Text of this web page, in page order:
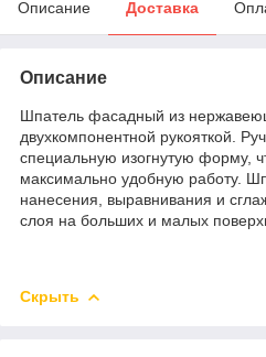
Описание Доставка
Описание
Шпатель фасадный из
двухкомпонентной рукояткой.
специальную изогнутую форму,
максимально удобную работу.
нанесения, выравнивания и
слоя на больших и малых
Скрыть